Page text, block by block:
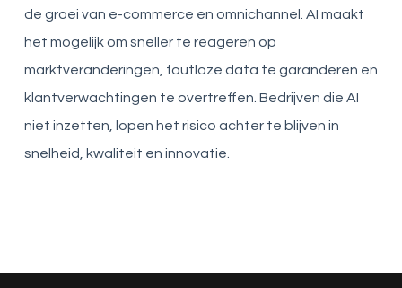
de groei van e-commerce en omnichannel. AI maakt
het mogelijk om sneller te reageren op
marktveranderingen, foutloze data te garanderen en
klantverwachtingen te overtreffen. Bedrijven die AI
niet inzetten, lopen het risico achter te blijven in
snelheid, kwaliteit en innovatie.